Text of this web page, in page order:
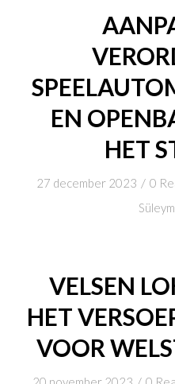
EN
HET
27 december 2023 / 0
VELSEN
HET
VOOR